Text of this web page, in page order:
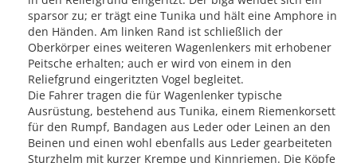
sparsor zu; er trägt eine Tunika und hält eine Amphore in
den Händen. Am linken Rand ist schließlich der
Oberkörper eines weiteren Wagenlenkers mit erhobener
Peitsche erhalten; auch er wird von einem in den
Reliefgrund eingeritzten Vogel begleitet.
Die Fahrer tragen die für Wagenlenker typische
Ausrüstung, bestehend aus Tunika, einem Riemenkorsett
für den Rumpf, Bandagen aus Leder oder Leinen an den
Beinen und einen wohl ebenfalls aus Leder gearbeiteten
Sturzhelm mit kurzer Krempe und Kinnriemen. Die Köpfe